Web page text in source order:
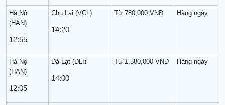
Hà Nội
(HAN)
12:55
Chu Lai (VCL)
14:20
Từ 780,000 VNĐ Hàng ngày
Hà Nội
(HAN)
12:05
Đà Lạt (DLI)
14:00
Từ 1,580,000 VNĐ Hàng ngày